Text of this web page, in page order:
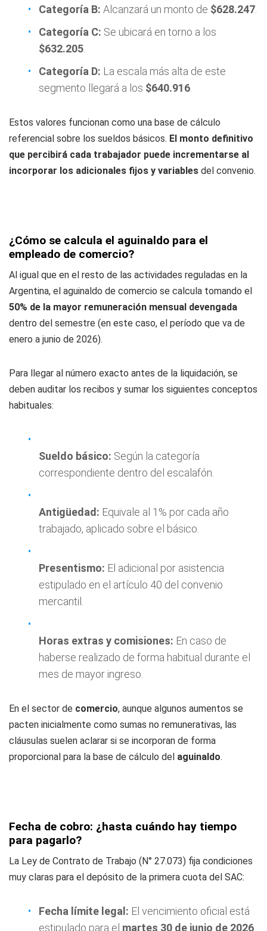
Categoría B: Alcanzará un monto de $628.247
Categoría C: Se ubicará en torno a los
$632.205
Categoría D: La escala más alta de este
segmento llegará a los $640.916
Estos valores funcionan como una base de cálculo
referencial sobre los sueldos básicos. El monto definitivo
que percibirá cada trabajador puede incrementarse al
incorporar los adicionales fijos y variables del convenio.
¿Cómo se calcula el aguinaldo para el
empleado de comercio?
Al igual que en el resto de las actividades reguladas en la
Argentina, el aguinaldo de comercio se calcula tomando el
50% de la mayor remuneración mensual devengada
dentro del semestre (en este caso, el período que va de
enero a junio de 2026).
Para llegar al número exacto antes de la liquidación, se
deben auditar los recibos y sumar los siguientes conceptos
habituales:
Sueldo básico: Según la categoría
correspondiente dentro del escalafón.
Antigüedad: Equivale al 1% por cada año
trabajado, aplicado sobre el básico.
Presentismo: El adicional por asistencia
estipulado en el artículo 40 del convenio
mercantil.
Horas extras y comisiones: En caso de
haberse realizado de forma habitual durante el
mes de mayor ingreso.
En el sector de comercio, aunque algunos aumentos se
pacten inicialmente como sumas no remunerativas, las
cláusulas suelen aclarar si se incorporan de forma
proporcional para la base de cálculo del aguinaldo.
Fecha de cobro: ¿hasta cuándo hay tiempo
para pagarlo?
La Ley de Contrato de Trabajo (N° 27.073) fija condiciones
muy claras para el depósito de la primera cuota del SAC:
Fecha límite legal: El vencimiento oficial está
estipulado para el martes 30 de junio de 2026